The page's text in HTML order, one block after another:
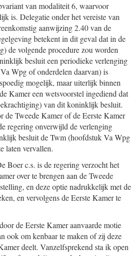
van modaliteit 6, waarvoor
is. Delegatie onder het vereiste van
aanwijzing 2.40 van de
betekent in dit geval dat in de
de volgende procedure zou worden
besluit een periodieke verlenging
Wpg of onderdelen daarvan) is
mogelijk, maar uiterlijk binnen
Kamer een wetsvoorstel ingediend dat
van dit koninklijk besluit.
de Tweede Kamer of de Eerste Kamer
regering onverwijld de verlenging
besluit de Twm (hoofdstuk Va Wpg
laten vervallen.
Boer c.s. is de regering verzocht het
over te brengen aan de Tweede
en deze optie nadrukkelijk met de
en vervolgens de Eerste Kamer te
de Eerste Kamer aanvaarde motie
ook om kenbaar te maken of zij deze
deelt. Vanzelfsprekend sta ik open